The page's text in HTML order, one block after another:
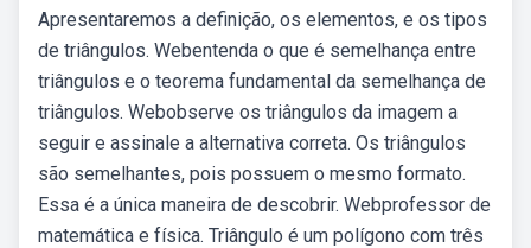
Apresentaremos a definição, os elementos, e os tipos
de triângulos. Webentenda o que é semelhança entre
triângulos e o teorema fundamental da semelhança de
triângulos. Webobserve os triângulos da imagem a
seguir e assinale a alternativa correta. Os triângulos
são semelhantes, pois possuem o mesmo formato.
Essa é a única maneira de descobrir. Webprofessor de
matemática e física. Triângulo é um polígono com três